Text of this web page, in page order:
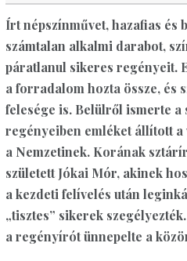
Írt népszínművet, hazafias és
számtalan alkalmi darabot,
páratlanul sikeres regényeit.
a forradalom hozta össze, és
felesége is. Belülről ismerte a
regényeiben emléket állított
a Nemzetinek. Korának
született Jókai Mór, akinek
a kezdeti felívelés után
„tisztes” sikerek
a regényírót ünnepelte a